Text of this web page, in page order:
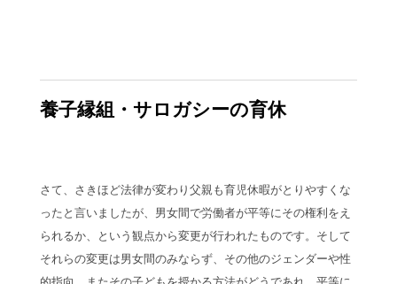
養子縁組・サロガシーの育休
さて、さきほど法律が変わり父親も育児休暇がとりやすくな
ったと言いましたが、男女間で労働者が平等にその権利をえ
られるか、という観点から変更が行われたものです。そして
それらの変更は男女間のみならず、その他のジェンダーや性